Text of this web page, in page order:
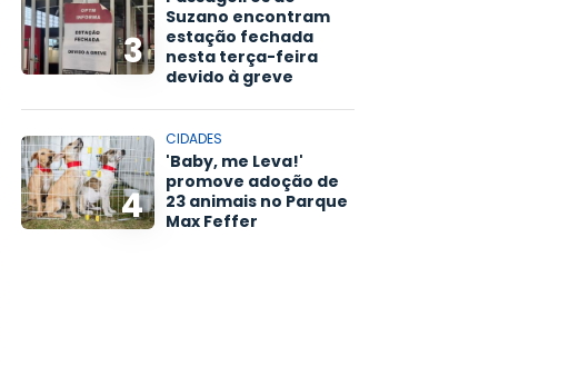
3
Suzano encontram
estação fechada
nesta terça-feira
devido à greve
4
CIDADES
'Baby, me Leva!'
promove adoção de
23 animais no Parque
Max Feffer